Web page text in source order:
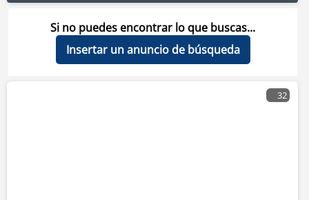
Si no puedes encontrar lo que buscas...
Insertar un anuncio de búsqueda
32